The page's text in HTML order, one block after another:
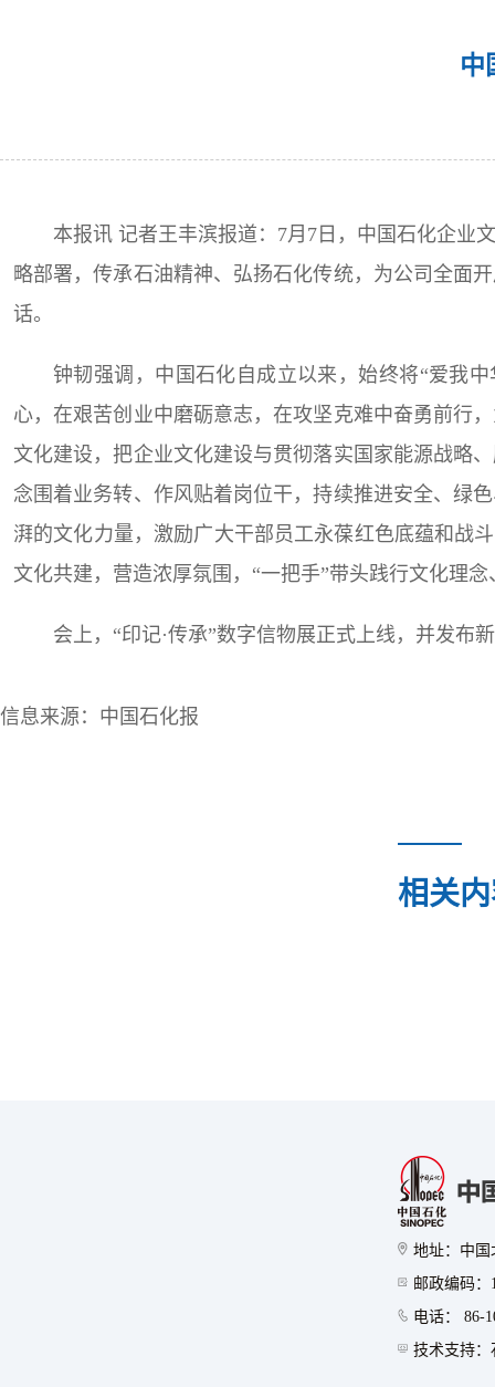
中
本报讯 记者王丰滨报道：7月7日，中国石化企业
略部署，传承石油精神、弘扬石化传统，为公司全面
话。
钟韧强调，中国石化自成立以来，始终将“爱我
心，在艰苦创业中磨砺意志，在攻坚克难中奋勇前行
文化建设，把企业文化建设与贯彻落实国家能源战略
念围着业务转、作风贴着岗位干，持续推进安全、绿
湃的文化力量，激励广大干部员工永葆红色底蕴和战
文化共建，营造浓厚氛围，“一把手”带头践行文化理
会上，“印记·传承”数字信物展正式上线，并发布
信息来源：中国石化报
相关
地址：中国
邮政编码：
电话： 86-
技术支持：